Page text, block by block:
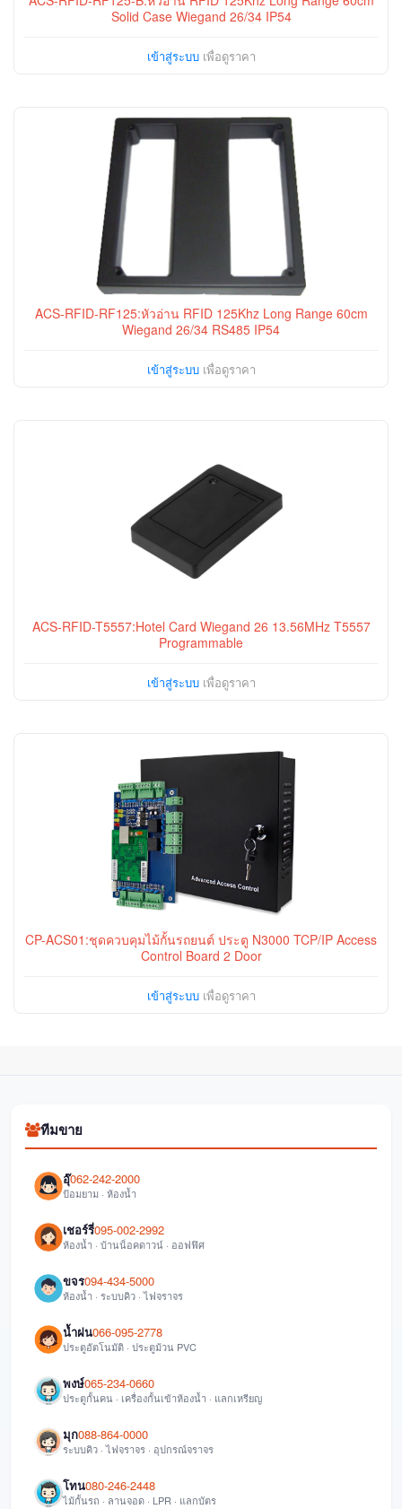
Solid Case Wiegand 26/34 IP54
เข้าสู่ระบบเพื่อดูราคา
ACS-RFID-RF125:หัวอ่าน RFID 125Khz Long Range 60cm
Wiegand 26/34 RS485 IP54
เข้าสู่ระบบเพื่อดูราคา
ACS-RFID-T5557:Hotel Card Wiegand 26 13.56MHz T5557
Programmable
เข้าสู่ระบบเพื่อดูราคา
CP-ACS01:ชุดควบคุมไม้กั้นรถยนต์ ประตู N3000 TCP/IP Access
Control Board 2 Door
เข้าสู่ระบบเพื่อดูราคา
ทีมขาย
อุ๊062-242-2000
ป้อมยาม · ห้องน้ำ
เชอร์รี่095-002-2992
ห้องน้ำ · บ้านน็อคดาวน์ · ออฟฟิศ
ขจร094-434-5000
ห้องน้ำ · ระบบคิว · ไฟจราจร
น้ำฝน066-095-2778
ประตูอัตโนมัติ · ประตูม้วน PVC
พงษ์065-234-0660
ประตูกั้นคน · เครื่องกั้นเข้าห้องน้ำ · แลกเหรียญ
มุก088-864-0000
ระบบคิว · ไฟจราจร · อุปกรณ์จราจร
โทน080-246-2448
ไม้กั้นรถ · ลานจอด · LPR · แลกบัตร